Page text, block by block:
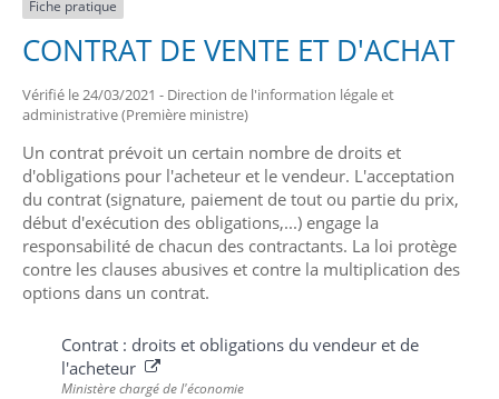
Fiche pratique
CONTRAT DE VENTE ET D'ACHAT
Vérifié le 24/03/2021 - Direction de l'information légale et
administrative (Première ministre)
Un contrat prévoit un certain nombre de droits et
d'obligations pour l'acheteur et le vendeur. L'acceptation
du contrat (signature, paiement de tout ou partie du prix,
début d'exécution des obligations,...) engage la
responsabilité de chacun des contractants. La loi protège
contre les clauses abusives et contre la multiplication des
options dans un contrat.
Contrat : droits et obligations du vendeur et de
l'acheteur
Ministère chargé de l'économie